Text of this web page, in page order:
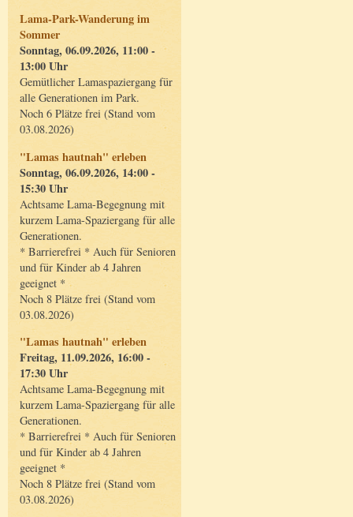
Lama-Park-Wanderung im
Sommer
Sonntag, 06.09.2026, 11:00 -
13:00 Uhr
Gemütlicher Lamaspaziergang für
alle Generationen im Park.
Noch 6 Plätze frei (Stand vom
03.08.2026)
"Lamas hautnah" erleben
Sonntag, 06.09.2026, 14:00 -
15:30 Uhr
Achtsame Lama-Begegnung mit
kurzem Lama-Spaziergang für alle
Generationen.
* Barrierefrei * Auch für Senioren
und für Kinder ab 4 Jahren
geeignet *
Noch 8 Plätze frei (Stand vom
03.08.2026)
"Lamas hautnah" erleben
Freitag, 11.09.2026, 16:00 -
17:30 Uhr
Achtsame Lama-Begegnung mit
kurzem Lama-Spaziergang für alle
Generationen.
* Barrierefrei * Auch für Senioren
und für Kinder ab 4 Jahren
geeignet *
Noch 8 Plätze frei (Stand vom
03.08.2026)